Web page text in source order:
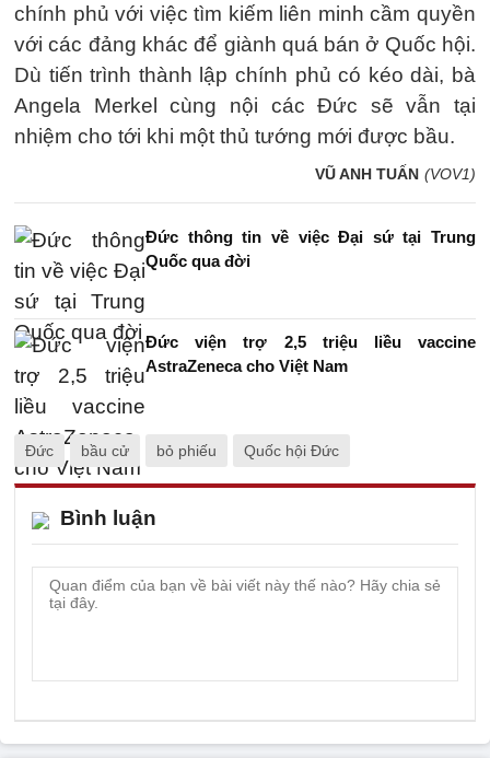
chính phủ với việc tìm kiếm liên minh cầm quyền
với các đảng khác để giành quá bán ở Quốc hội.
Dù tiến trình thành lập chính phủ có kéo dài, bà
Angela Merkel cùng nội các Đức sẽ vẫn tại
nhiệm cho tới khi một thủ tướng mới được bầu.
VŨ ANH TUẤN (VOV1)
Đức thông tin về việc Đại sứ tại Trung
Quốc qua đời
Đức viện trợ 2,5 triệu liều vaccine
AstraZeneca cho Việt Nam
Đức bầu cử bỏ phiếu Quốc hội Đức
Bình luận